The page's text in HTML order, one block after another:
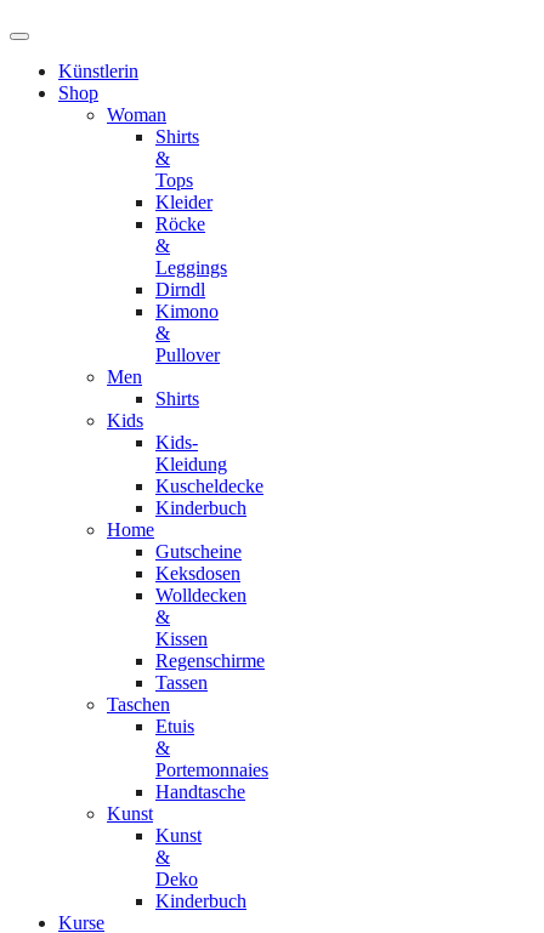
Künstlerin
Shop
Woman
Shirts
&
Tops
Kleider
Röcke
&
Leggings
Dirndl
Kimono
&
Pullover
Men
Shirts
Kids
Kids-
Kleidung
Kuscheldecke
Kinderbuch
Home
Gutscheine
Keksdosen
Wolldecken
&
Kissen
Regenschirme
Tassen
Taschen
Etuis
&
Portemonnaies
Handtasche
Kunst
Kunst
&
Deko
Kinderbuch
Kurse